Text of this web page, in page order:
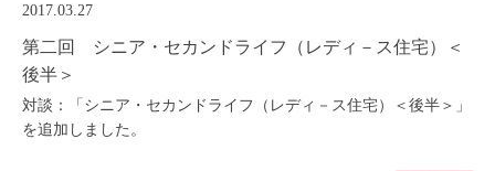
2017.03.27
第二回 シニア・セカンドライフ（レディ－ス住宅）＜
後半＞
対談：「シニア・セカンドライフ（レディ－ス住宅）＜後半＞」
を追加しました。